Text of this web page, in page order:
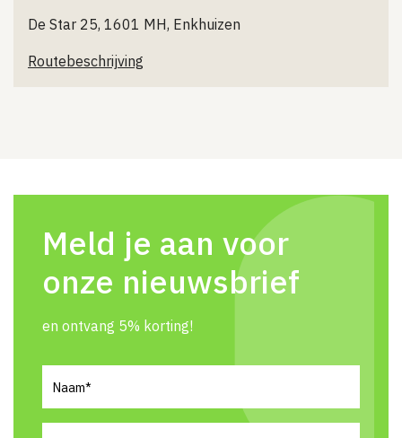
De Star 25, 1601 MH, Enkhuizen
Routebeschrijving
Meld je aan voor
onze nieuwsbrief
en ontvang 5% korting!